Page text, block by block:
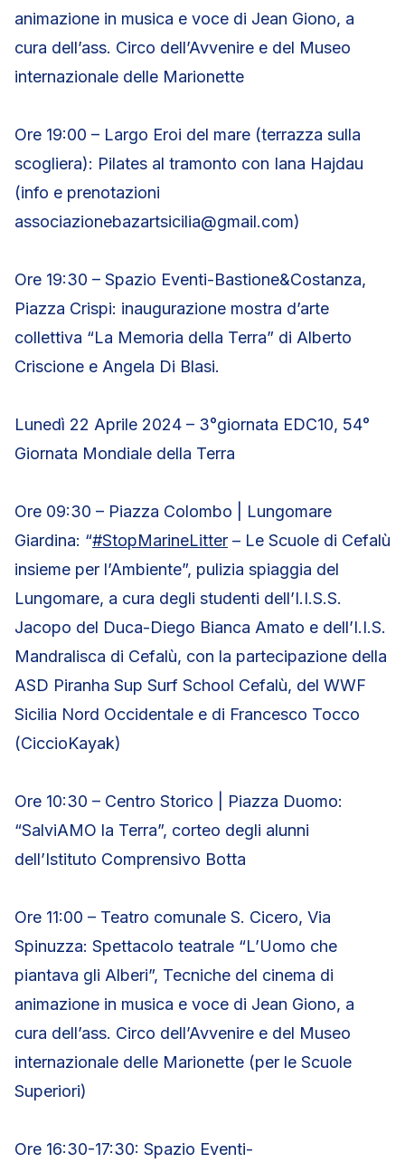
animazione in musica e voce di Jean Giono, a
cura dell’ass. Circo dell’Avvenire e del Museo
internazionale delle Marionette
Ore 19:00 – Largo Eroi del mare (terrazza sulla
scogliera): Pilates al tramonto con Iana Hajdau
(info e prenotazioni
associazionebazartsicilia@gmail.com)
Ore 19:30 – Spazio Eventi-Bastione&Costanza,
Piazza Crispi: inaugurazione mostra d’arte
collettiva “La Memoria della Terra” di Alberto
Criscione e Angela Di Blasi.
Lunedì 22 Aprile 2024 – 3°giornata EDC10, 54°
Giornata Mondiale della Terra
Ore 09:30 – Piazza Colombo | Lungomare
Giardina: “#StopMarineLitter – Le Scuole di Cefalù
insieme per l’Ambiente”, pulizia spiaggia del
Lungomare, a cura degli studenti dell’I.I.S.S.
Jacopo del Duca-Diego Bianca Amato e dell’I.I.S.
Mandralisca di Cefalù, con la partecipazione della
ASD Piranha Sup Surf School Cefalù, del WWF
Sicilia Nord Occidentale e di Francesco Tocco
(CiccioKayak)
Ore 10:30 – Centro Storico | Piazza Duomo:
“SalviAMO la Terra”, corteo degli alunni
dell’Istituto Comprensivo Botta
Ore 11:00 – Teatro comunale S. Cicero, Via
Spinuzza: Spettacolo teatrale “L’Uomo che
piantava gli Alberi”, Tecniche del cinema di
animazione in musica e voce di Jean Giono, a
cura dell’ass. Circo dell’Avvenire e del Museo
internazionale delle Marionette (per le Scuole
Superiori)
Ore 16:30-17:30: Spazio Eventi-